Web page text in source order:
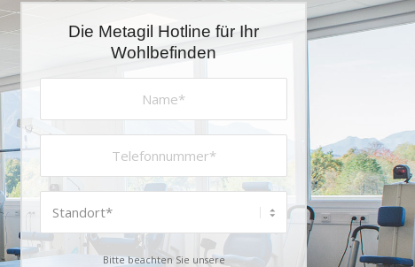
Die Metagil Hotline für Ihr
Wohlbefinden
Bitte beachten Sie unsere